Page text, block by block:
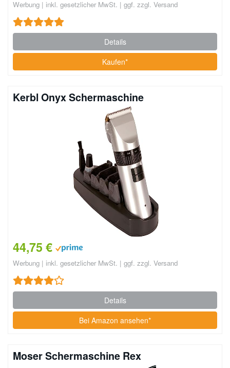
Werbung | inkl. gesetzlicher MwSt. | ggf. zzgl. Versand
Details
Kaufen*
Kerbl Onyx Schermaschine
44,75 €
Werbung | inkl. gesetzlicher MwSt. | ggf. zzgl. Versand
Details
Bei Amazon ansehen*
Moser Schermaschine Rex